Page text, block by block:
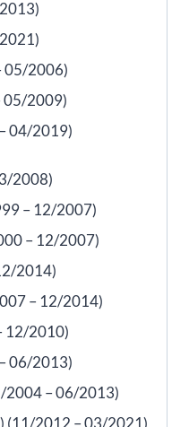
05/2006)
05/2009)
04/2019)
2008)
– 12/2007)
– 12/2007)
2014)
– 12/2014)
12/2010)
06/2013)
2004 – 06/2013)
(11/2012 – 03/2021)